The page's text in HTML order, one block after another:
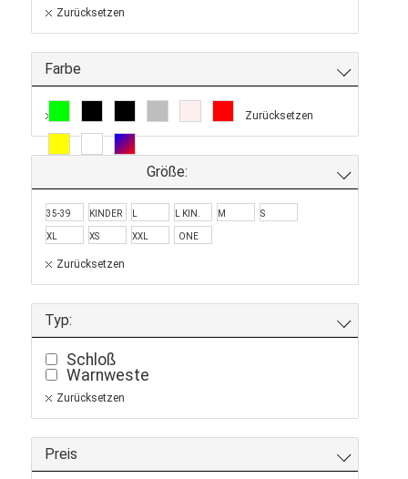
Zurücksetzen
Farbe
Zurücksetzen
Größe:
35-39 KINDER L KIN. M S
XL XS XXL
ONE
Zurücksetzen
Typ:
Schloß
Warnweste
Zurücksetzen
Preis